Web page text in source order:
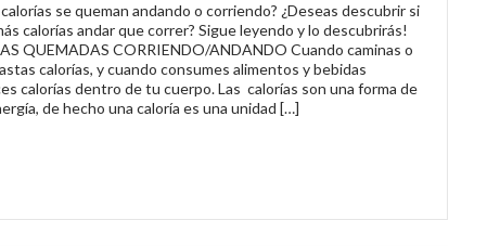
se queman andando o corriendo? ¿Deseas descubrir si
calorías andar que correr? Sigue leyendo y lo descubrirás!
QUEMADAS CORRIENDO/ANDANDO Cuando caminas o
calorías, y cuando consumes alimentos y bebidas
calorías dentro de tu cuerpo. Las calorías son una forma de
de hecho una caloría es una unidad […]